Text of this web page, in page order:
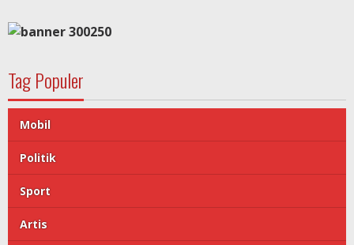
Tag Populer
Mobil
Politik
Sport
Artis